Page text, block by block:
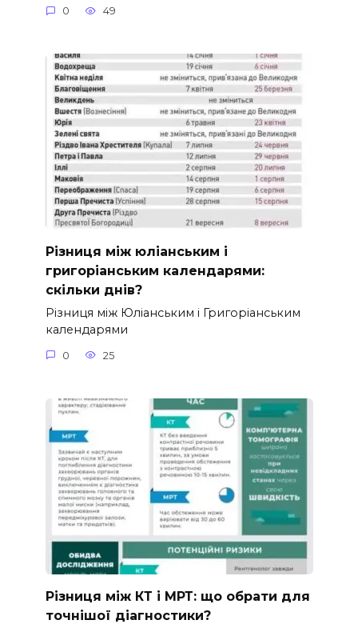
0 49
Різниця між юліанським і
григоріанським календарями:
скільки днів?
Різниця між Юліанським і Григоріанським
календарями
0 25
Різниця між КТ і МРТ: що обрати для
точнішої діагностики?